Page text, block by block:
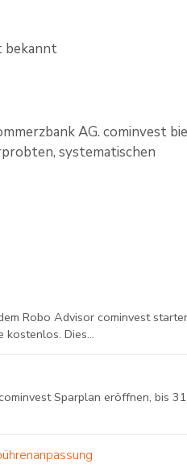
bekannt
AG. cominvest
systematischen
Robo Advisor cominvest
Dies...
Sparplan eröffnen, bis